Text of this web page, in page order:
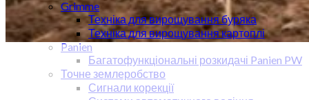
Grimme
Техніка для вирощування буряка
Техніка для вирощування картоплі
Panien
Багатофункціональні розкидачі Panien PW
Точне землеробство
Сигнали корекції